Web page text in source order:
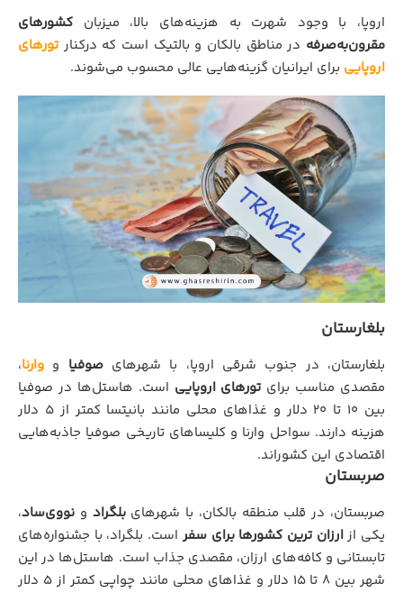
اروپا، با وجود شهرت به هزینه‌های بالا، میزبان کشورهای
مقرون‌به‌صرفه در مناطق بالکان و بالتیک است که درکنارتورهای
اروپایی برای ایرانیان گزینه‌هایی عالی محسوب می‌شوند.
بلغارستان
بلغارستان، در جنوب شرقی اروپا، با شهرهایصوفیا و وارنا،
مقصدی مناسب برای تورهای اروپایی است. هاستل‌ها در صوفیا
بین 10 تا 20 دلار و غذاهای محلی مانند بانیتسا کمتر از 5 دلار
هزینه دارند. سواحل وارنا و کلیساهای تاریخی صوفیا جاذبه‌هایی
اقتصادی‌ این کشوراند.
صربستان
صربستان، در قلب منطقه بالکان، با شهرهایبلگراد و نووی‌ساد،
یکی ازارزان‌ ترین کشورها برای سفر است. بلگراد، با جشنواره‌های
تابستانی و کافه‌های ارزان، مقصدی جذاب است. هاستل‌ها در این
شهر بین 8 تا 15 دلار و غذاهای محلی مانند چواپی کمتر از 5 دلار